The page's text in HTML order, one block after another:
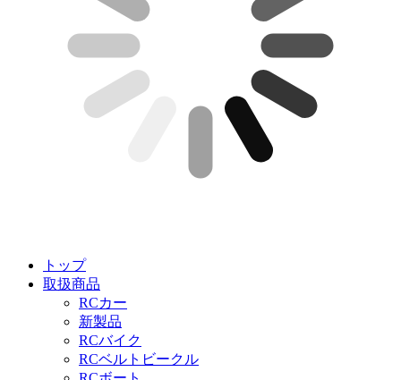
トップ
取扱商品
RCカー
新製品
RCバイク
RCベルトビークル